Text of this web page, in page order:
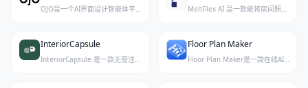
OJO是一个AI界面设计智能体平台，帮助设计师和开发者快速生成高质量UI界面，提升设计效率与创意迭代。 MeltFlex AI 是一款能将房间照片快速转化为逼真室内外设计效果图的AI工具，并支持直接购买来自IKEA、Wayfair等零售商的真实家具。
InteriorCapsule
InteriorCapsule 是一款无需注册的PWA应用，只需拍一张房间照片，AI就能重新设计同个空间，并自动链接到日本电商平台（乐天、雅虎购物、品牌店）上外观相似的真实家具，前两次全屋改造免费。
Floor Plan Maker
Floor Plan Maker是一款在线AI平面设计与渲染工具，可快速创建2D/3D户型图、重新设计室内风格并生成逼真渲染效果，完全免费且易于使用。